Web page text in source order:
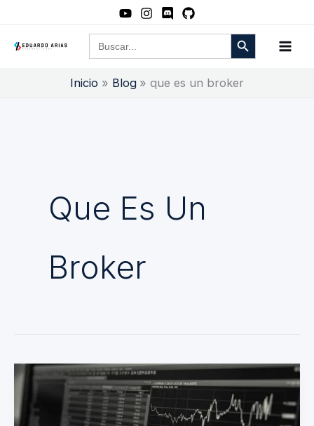
contenido
Buscar: Botón de búsqueda
Inicio Blog que es un broker
Que Es Un
Broker
Forex
y
donde